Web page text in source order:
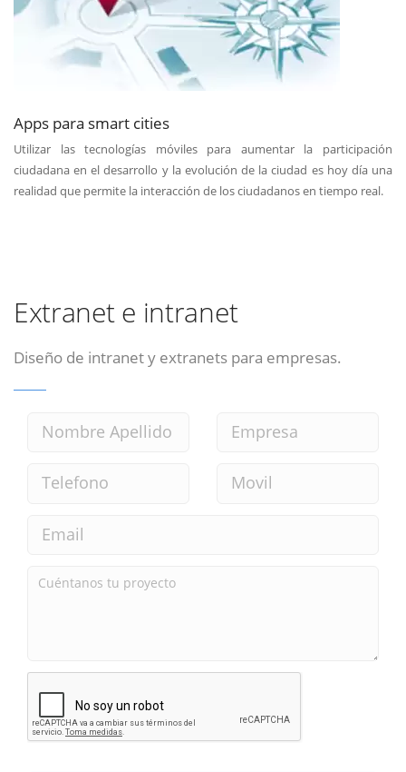
Apps para smart cities
Utilizar las tecnologías móviles para aumentar la participación
ciudadana en el desarrollo y la evolución de la ciudad es hoy día una
realidad que permite la interacción de los ciudadanos en tiempo real.
Extranet e intranet
Diseño de intranet y extranets para empresas.